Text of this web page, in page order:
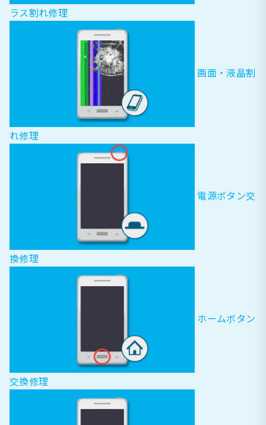
ラス割れ修理
画面・液晶割
れ修理
電源ボタン交
換修理
ホームボタン
交換修理